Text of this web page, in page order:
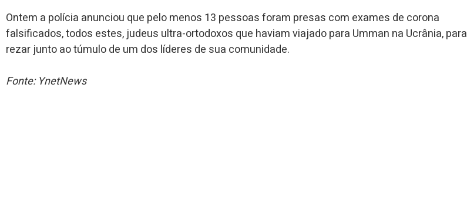
Ontem a polícia anunciou que pelo menos 13 pessoas foram presas com exames de corona
falsificados, todos estes, judeus ultra-ortodoxos que haviam viajado para Umman na Ucrânia, para
rezar junto ao túmulo de um dos líderes de sua comunidade.
Fonte: YnetNews